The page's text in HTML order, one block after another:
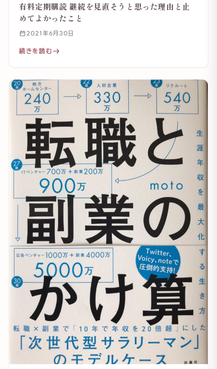
有料定期購読 継続を見直そうと思った理由と止
めてよかったこと
2021年6月30日
続きを読む